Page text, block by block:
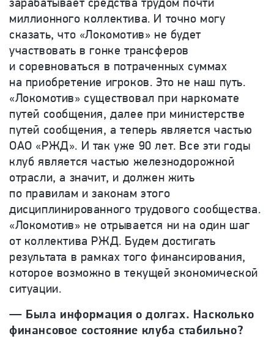
миллионного коллектива. И точно могу
сказать, что «Локомотив» не будет
участвовать в гонке трансферов
и соревноваться в потраченных суммах
на приобретение игроков. Это не наш путь.
«Локомотив» существовал при наркомате
путей сообщения, далее при министерстве
путей сообщения, а теперь является частью
ОАО «РЖД». И так уже 90 лет. Все эти годы
клуб является частью железнодорожной
отрасли, а значит, и должен жить
по правилам и законам этого
дисциплинированного трудового сообщества.
«Локомотив» не отрывается ни на один шаг
от коллектива РЖД. Будем достигать
результата в рамках того финансирования,
которое возможно в текущей экономической
ситуации.
— Была информация о долгах. Насколько
финансовое состояние клуба стабильно?